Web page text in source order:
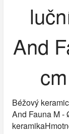
And
Béžový
And Fauna M -